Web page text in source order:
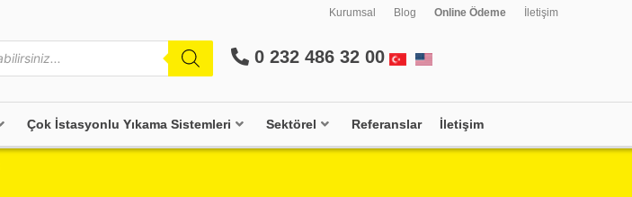
Kurumsal Blog Online Ödeme İletişim
0 232 486 32 00
Çok İstasyonlu Yıkama Sistemleri Sektörel Referanslar İletişim